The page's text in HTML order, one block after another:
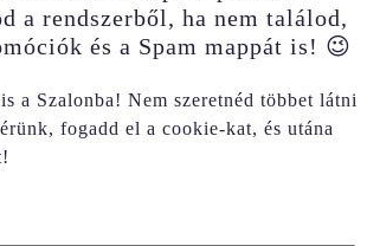
a rendszerből, ha nem találod,
és a Spam mappát is! 😉
a Szalonba! Nem szeretnéd többet látni
fogadd el a cookie-kat, és utána